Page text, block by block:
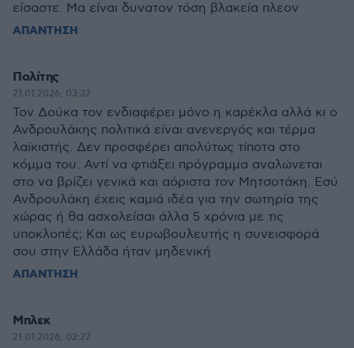
είσαστε. Μα είναι δυνατον τόση βλακεία πλεον
ΑΠΑΝΤΗΣΗ
Πολίτης
21.01.2026, 03:32
Τον Δούκα τον ενδιαφέρει μόνο η καρέκλα αλλά κι ο
Ανδρουλάκης πολιτικά είναι ανενεργός και τέρμα
λαϊκιστής. Δεν προσφέρει απολύτως τίποτα στο
κόμμα του. Αντί να φτιάξει πρόγραμμα αναλώνεται
στο να βρίζει γενικά και αόριστα τον Μητσοτάκη. Εσύ
Ανδρουλάκη έχεις καμιά ιδέα για την σωτηρία της
χώρας ή θα ασχολείσαι άλλα 5 χρόνια με τις
υποκλοπές; Και ως ευρωβουλευτής η συνεισφορά
σου στην Ελλάδα ήταν μηδενική
ΑΠΑΝΤΗΣΗ
Μπλεκ
21.01.2026, 02:27